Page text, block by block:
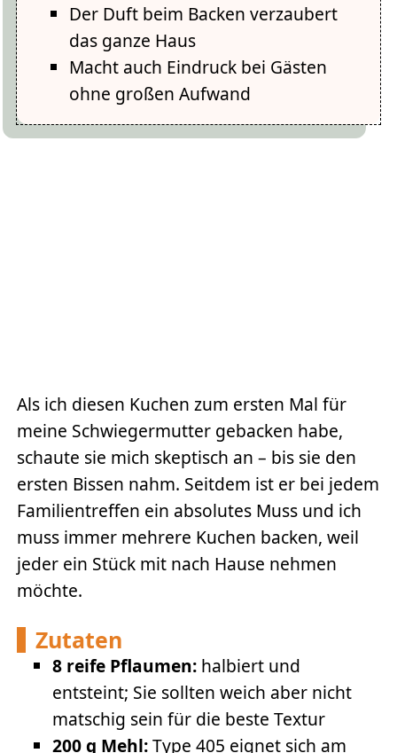
Der Duft beim Backen verzaubert
das ganze Haus
Macht auch Eindruck bei Gästen
ohne großen Aufwand
Als ich diesen Kuchen zum ersten Mal für
meine Schwiegermutter gebacken habe,
schaute sie mich skeptisch an – bis sie den
ersten Bissen nahm. Seitdem ist er bei jedem
Familientreffen ein absolutes Muss und ich
muss immer mehrere Kuchen backen, weil
jeder ein Stück mit nach Hause nehmen
möchte.
Zutaten
8 reife Pflaumen: halbiert und
entsteint; Sie sollten weich aber nicht
matschig sein für die beste Textur
200 g Mehl:Type 405 eignet sich am